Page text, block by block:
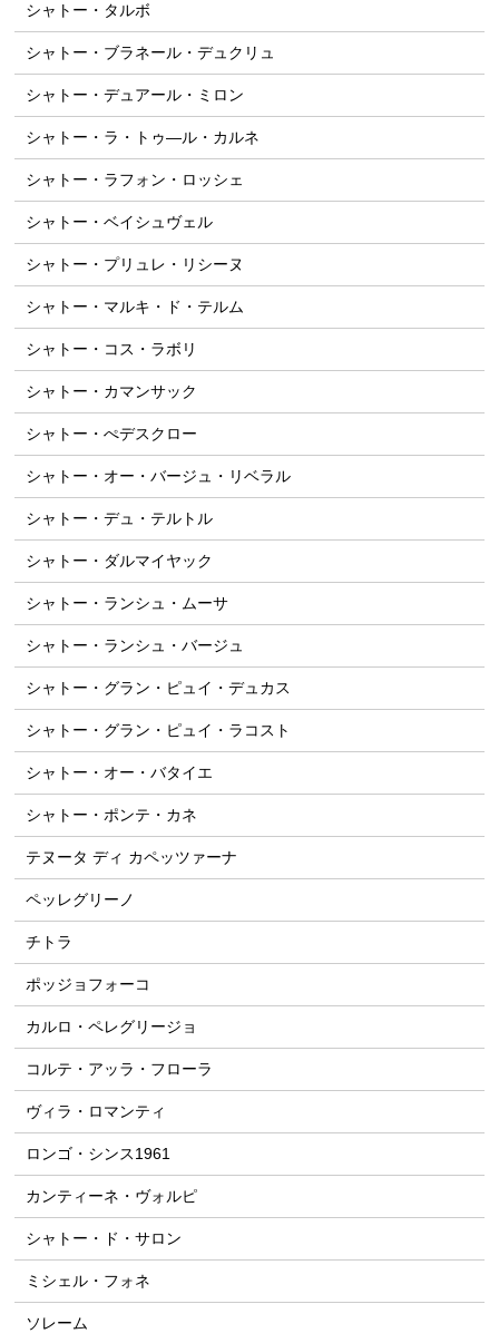
シャトー・タルボ
シャトー・ブラネール・デュクリュ
シャトー・デュアール・ミロン
シャトー・ラ・トゥ―ル・カルネ
シャトー・ラフォン・ロッシェ
シャトー・ベイシュヴェル
シャトー・プリュレ・リシーヌ
シャトー・マルキ・ド・テルム
シャトー・コス・ラボリ
シャトー・カマンサック
シャトー・ぺデスクロー
シャトー・オー・バージュ・リベラル
シャトー・デュ・テルトル
シャトー・ダルマイヤック
シャトー・ランシュ・ムーサ
シャトー・ランシュ・バージュ
シャトー・グラン・ピュイ・デュカス
シャトー・グラン・ピュイ・ラコスト
シャトー・オー・バタイエ
シャトー・ポンテ・カネ
テヌータ ディ カペッツァーナ
ペッレグリーノ
チトラ
ポッジョフォーコ
カルロ・ペレグリージョ
コルテ・アッラ・フローラ
ヴィラ・ロマンティ
ロンゴ・シンス1961
カンティーネ・ヴォルピ
シャトー・ド・サロン
ミシェル・フォネ
ソレーム